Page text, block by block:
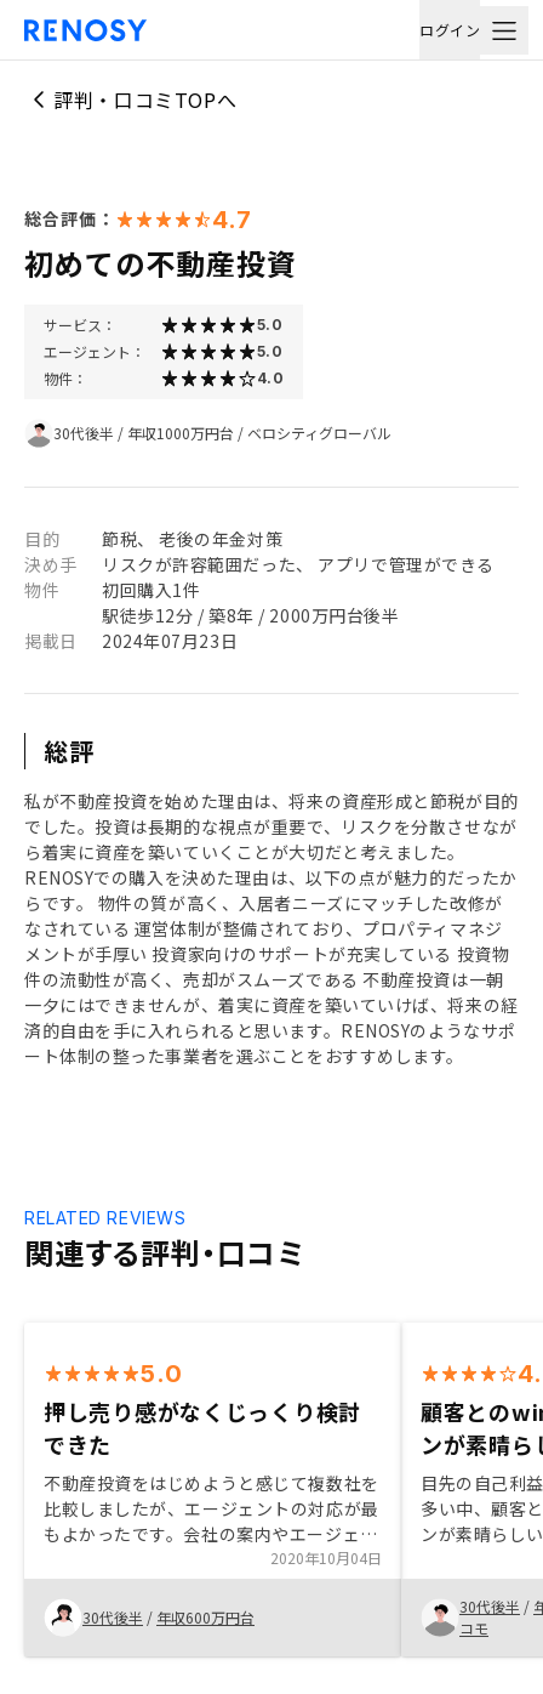
ログイン
評判・口コミTOPへ
総合評価： 4.7
初めての不動産投資
サービス： 5.0
エージェント： 5.0
物件： 4.0
30代後半 / 年収1000万円台 / ベロシティグローバル
目的
節税、 老後の年金対策
決め手
リスクが許容範囲だった、 アプリで管理ができる
物件
初回購入1件
駅徒歩12分 / 築8年 / 2000万円台後半
掲載日
2024年07月23日
総評
私が不動産投資を始めた理由は、将来の資産形成と節税が目的
でした。投資は長期的な視点が重要で、リスクを分散させなが
ら着実に資産を築いていくことが大切だと考えました。
RENOSYでの購入を決めた理由は、以下の点が魅力的だったか
らです。 物件の質が高く、入居者ニーズにマッチした改修が
なされている 運営体制が整備されており、プロパティマネジ
メントが手厚い 投資家向けのサポートが充実している 投資物
件の流動性が高く、売却がスムーズである 不動産投資は一朝
一夕にはできませんが、着実に資産を築いていけば、将来の経
済的自由を手に入れられると思います。RENOSYのようなサポ
ート体制の整った事業者を選ぶことをおすすめします。
関連する評判・口コミ
RELATED REVIEWS
5.0
押し売り感がなくじっくり検討
できた
不動産投資をはじめようと感じて複数社を
比較しましたが、エージェントの対応が最
もよかったです。会社の案内やエージェン
ト自身の紹介も丁寧であり、不動産投資を
するかどうかを決める前に、今後長くお付
き合いをしていく観点から信頼が持てまし
た。不動産投資の仕組みやメリットは、不
動産会社によって大きく異なるものではな
2020年10月04日
30代後半 / 年収600万円台
顧客との
ンが素晴ら
目先の自己利
多い中、顧客
ンが素晴らし
30代後半 /
コモ